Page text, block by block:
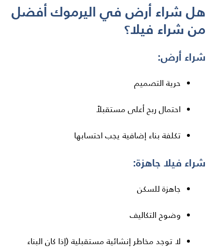
هل شراء أرض في اليرموك أفضل
من شراء فيلا؟
شراء أرض:
حرية التصميم
احتمال ربح أعلى مستقبلاً
تكلفة بناء إضافية يجب احتسابها
شراء فيلا جاهزة:
جاهزة للسكن
وضوح التكاليف
لا توجد مخاطر إنشائية مستقبلية (إذا كان البناء